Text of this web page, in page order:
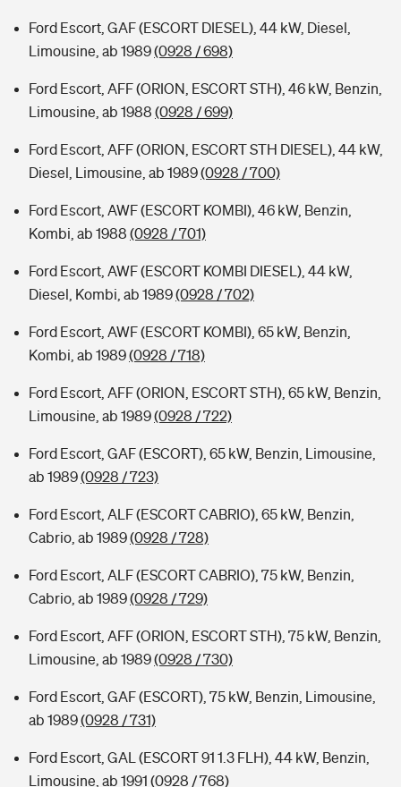
Ford Escort, GAF (ESCORT DIESEL), 44 kW, Diesel,
Limousine, ab 1989(0928 / 698)
Ford Escort, AFF (ORION, ESCORT STH), 46 kW, Benzin,
Limousine, ab 1988 (0928 / 699)
Ford Escort, AFF (ORION, ESCORT STH DIESEL), 44 kW,
Diesel, Limousine, ab 1989(0928 / 700)
Ford Escort, AWF (ESCORT KOMBI), 46 kW, Benzin,
Kombi, ab 1988 (0928 / 701)
Ford Escort, AWF (ESCORT KOMBI DIESEL), 44 kW,
Diesel, Kombi, ab 1989(0928 / 702)
Ford Escort, AWF (ESCORT KOMBI), 65 kW, Benzin,
Kombi, ab 1989(0928 / 718)
Ford Escort, AFF (ORION, ESCORT STH), 65 kW, Benzin,
Limousine, ab 1989(0928 / 722)
Ford Escort, GAF (ESCORT), 65 kW, Benzin, Limousine,
ab 1989(0928 / 723)
Ford Escort, ALF (ESCORT CABRIO), 65 kW, Benzin,
Cabrio, ab 1989(0928 / 728)
Ford Escort, ALF (ESCORT CABRIO), 75 kW, Benzin,
Cabrio, ab 1989(0928 / 729)
Ford Escort, AFF (ORION, ESCORT STH), 75 kW, Benzin,
Limousine, ab 1989(0928 / 730)
Ford Escort, GAF (ESCORT), 75 kW, Benzin, Limousine,
ab 1989(0928 / 731)
Ford Escort, GAL (ESCORT 91 1.3 FLH), 44 kW, Benzin,
Limousine, ab 1991 (0928 / 768)